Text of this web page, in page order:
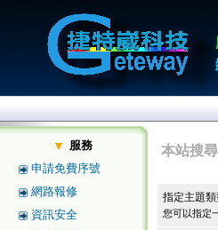
服務
申請免費序號
網路報修
資訊安全
本站搜
指定主題類
您可以指定